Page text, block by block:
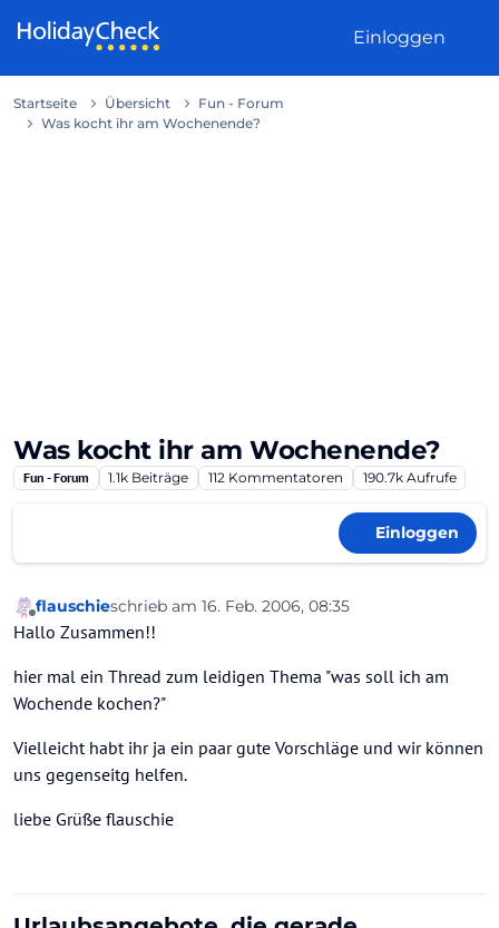
Einloggen
Startseite Übersicht
Fun - Forum
Was kocht ihr am Wochenende?
Was kocht ihr am Wochenende?
Fun - Forum 1.1k Beiträge 112 Kommentatoren 190.7k Aufrufe
Einloggen
Offline
flauschieschrieb am 16. Feb. 2006, 08:35
zuletzt editiert von
Hallo Zusammen!!
hier mal ein Thread zum leidigen Thema "was soll ich am
Wochende kochen?"
Vielleicht habt ihr ja ein paar gute Vorschläge und wir können
uns gegenseitg helfen.
liebe Grüße flauschie